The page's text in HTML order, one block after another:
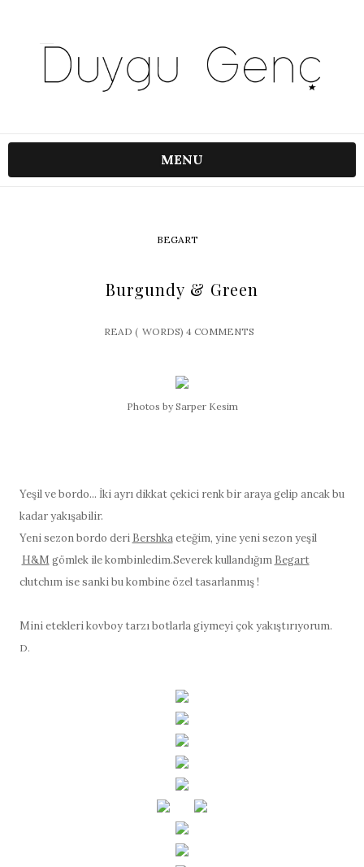
MENU
BEGART
Burgundy & Green
READ ( WORDS) 4 COMMENTS
Photos by Sarper Kesim
Yeşil ve bordo... İki ayrı dikkat çekici renk bir araya gelip ancak bu
kadar yakışabilir.
Yeni sezon bordo deri Bershkaeteğim, yine yeni sezon yeşil
H&M gömlek ile kombinledim.Severek kullandığım Begart
clutchım ise sanki bu kombine özel tasarlanmış !
Mini etekleri kovboy tarzı botlarla giymeyi çok yakıştırıyorum.
D.